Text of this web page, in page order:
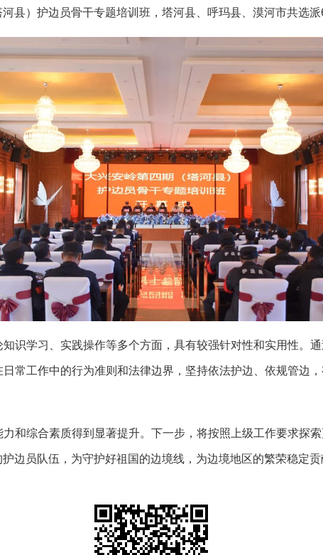
县）护边员骨干专题培训班，塔河县、呼玛县、漠河市共选派
识学习、实践操作等多个方面，具有较强针对性和实用性。
常工作中的行为准则和法律边界，坚持依法护边、依规管边
和综合素质得到显著提升。下一步，将按照上级工作要求探
边员队伍，为守护好祖国的边境线，为边境地区的繁荣稳定贡